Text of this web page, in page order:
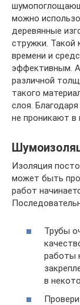
можно
деревянные
стружки. Такой
времени и
эффективным.
различной
такого
слоя.
не проникают в
Изоляция
может быть
работ
Трубы
работы
в